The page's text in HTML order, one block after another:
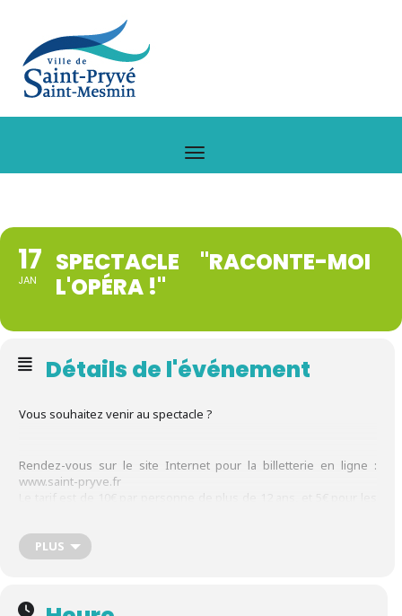
17
JAN
SPECTACLE "RACONTE-MOI
L'OPÉRA !"
Détails de l'événement
Vous souhaitez venir au spectacle ?
Rendez-vous sur le site Internet pour la billetterie en ligne :
www.saint-pryve.fr
handicap et les bénéficiaires des minima sociaux.
Si des places sont toujours disponibles le jour J, vous pourrez
PLUS